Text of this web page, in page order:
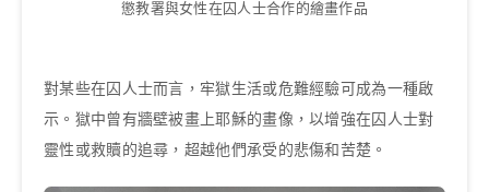
懲教署與女性在囚人士合作的繪畫作品
對某些在囚人士而言，牢獄生活或危難經驗可成為一種啟
示。獄中曾有牆壁被畫上耶穌的畫像，以增強在囚人士對
靈性或救贖的追尋，超越他們承受的悲傷和苦楚。